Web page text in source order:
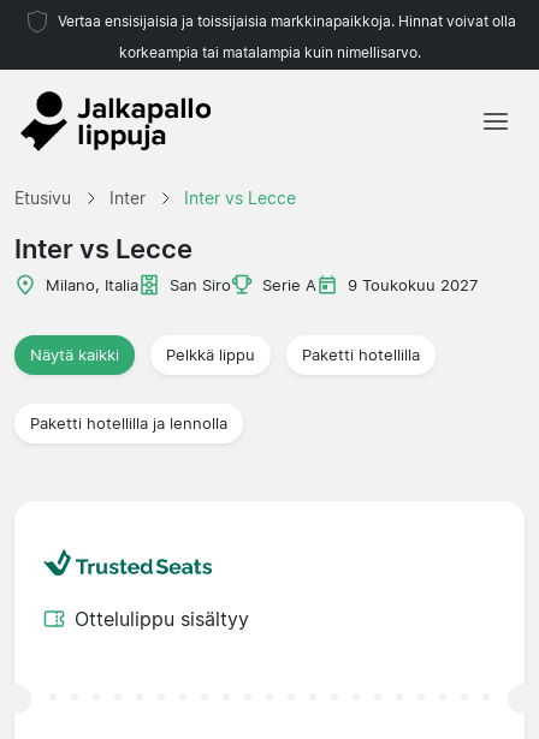
Vertaa ensisijaisia ja toissijaisia markkinapaikkoja. Hinnat voivat olla
korkeampia tai matalampia kuin nimellisarvo.
Etusivu Inter Inter vs Lecce
Inter vs Lecce
Milano, Italia San Siro Serie A 9 Toukokuu 2027
Näytä kaikki Pelkkä lippu Paketti hotellilla
Paketti hotellilla ja lennolla
Ottelulippu sisältyy